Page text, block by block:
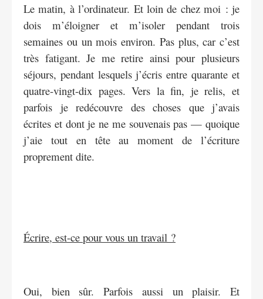
Le matin, à l’ordinateur. Et loin de chez moi : je
dois m’éloigner et m’isoler pendant trois
semaines ou un mois environ. Pas plus, car c’est
très fatigant. Je me retire ainsi pour plusieurs
séjours, pendant lesquels j’écris entre quarante et
quatre-vingt-dix pages. Vers la fin, je relis, et
parfois je redécouvre des choses que j’avais
écrites et dont je ne me souvenais pas — quoique
j’aie tout en tête au moment de l’écriture
proprement dite.
Écrire, est-ce pour vous un travail ?
Oui, bien sûr. Parfois aussi un plaisir. Et